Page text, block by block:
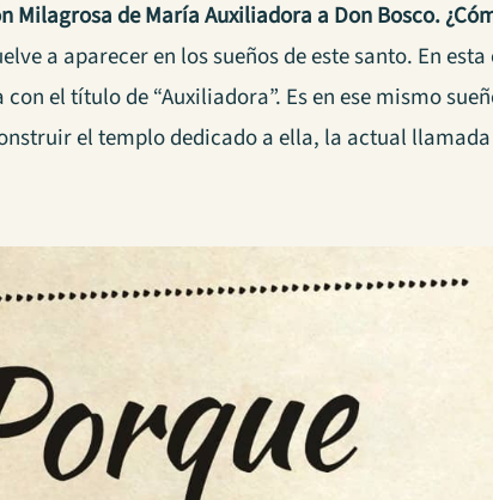
Milagrosa de María Auxiliadora a Don Bosco.
a aparecer en los sueños de este santo. En
el título de “Auxiliadora”. Es en ese mismo
el templo dedicado a ella, la actual